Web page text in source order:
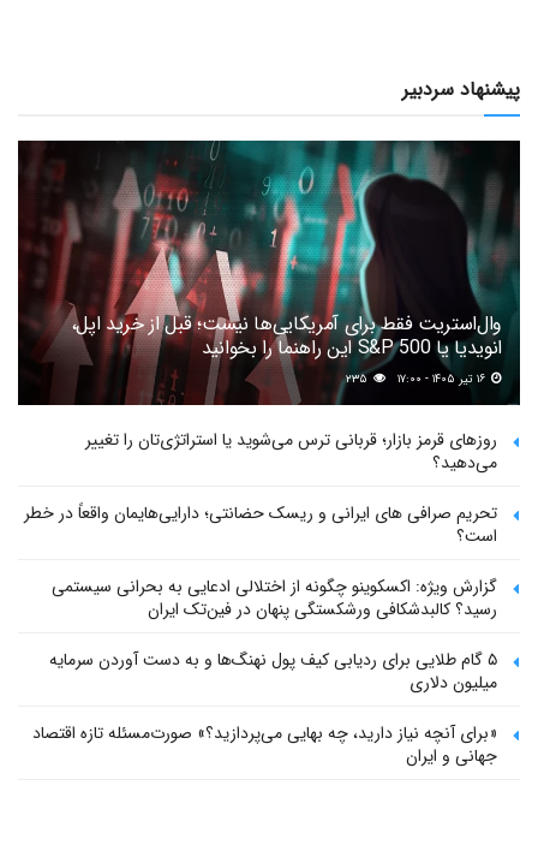
پیشنهاد سردبیر
وال‌استریت فقط برای آمریکایی‌ها نیست؛ قبل از خرید اپل،
انویدیا یا S&P 500 این راهنما را بخوانید
۲۳۵
روزهای قرمز بازار؛ قربانی ترس می‌شوید یا استراتژی‌تان را تغییر
می‌دهید؟
تحریم صرافی های ایرانی و ریسک حضانتی؛ دارایی‌هایمان واقعاً در خطر
است؟
گزارش ویژه: اکسکوینو چگونه از اختلالی ادعایی به بحرانی سیستمی
رسید؟ کالبدشکافی ورشکستگی پنهان در فین‌تک ایران
۵ گام طلایی برای ردیابی کیف پول‌ نهنگ‌ها و به دست آوردن سرمایه
میلیون دلاری
«برای آنچه نیاز دارید، چه بهایی می‌پردازید؟» صورت‌مسئله تازه اقتصاد
جهانی و ایران